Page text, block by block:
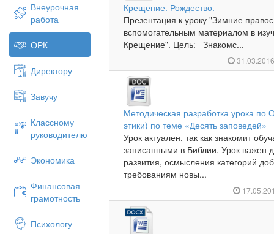
Внеурочная
работа
ОРК
Директору
Завучу
Классному
руководителю
Экономика
Финансовая
грамотность
Психологу
Крещение. Рождество.
Презентация к уроку "Зимние
вспомогательным материалом в
Крещение". Цель: Знакомс...
Методическая разработка урока
этики) по теме «Десять заповедей»
Урок актуален, так как знакомит
записанными в Библии. Урок важен
развития, осмысления категорий
требованиям новы...